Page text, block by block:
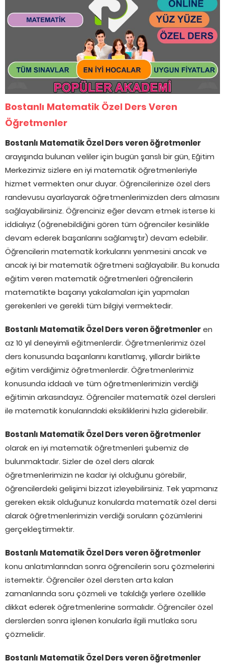
Bostanlı Matematik Özel Ders Veren
Öğretmenler
Bostanlı Matematik Özel Ders veren öğretmenler
arayışında bulunan veliler için bugün şanslı bir gün, Eğitim
Merkezimiz sizlere en iyi matematik öğretmenleriyle
hizmet vermekten onur duyar. Öğrencilerinize özel ders
randevusu ayarlayarak öğretmenlerimizden ders almasını
sağlayabilirsiniz. Öğrenciniz eğer devam etmek isterse ki
iddialıyız (öğrenebildiğini gören tüm öğrenciler kesinlikle
devam ederek başarılarını sağlamıştır) devam edebilir.
Öğrencilerin matematik korkularını yenmesini ancak ve
ancak iyi bir matematik öğretmeni sağlayabilir. Bu konuda
eğitim veren matematik öğretmenleri öğrencilerin
matematikte başarıyı yakalamaları için yapmaları
gerekenleri ve gerekli tüm bilgiyi vermektedir.
Bostanlı Matematik Özel Ders veren öğretmenleren
az 10 yıl deneyimli eğitmenlerdir. Öğretmenlerimiz özel
ders konusunda başarılarını kanıtlamış, yıllardır birlikte
eğitim verdiğimiz öğretmenlerdir. Öğretmenlerimiz
konusunda iddaalı ve tüm öğretmenlerimizin verdiği
eğitimin arkasındayız. Öğrenciler matematik özel dersleri
ile matematik konularındaki eksikliklerini hızla giderebilir.
Bostanlı Matematik Özel Ders veren öğretmenler
olarak en iyi matematik öğretmenleri şubemiz de
bulunmaktadır. Sizler de özel ders alarak
öğretmenlerimizin ne kadar iyi olduğunu görebilir,
öğrencilerdeki gelişimi bizzat izleyebilirsiniz. Tek yapmanız
gereken eksik olduğunuz konularda matematik özel dersi
alarak öğretmenlerimizin verdiği soruların çözümlerini
gerçekleştirmektir.
Bostanlı Matematik Özel Ders veren öğretmenler
konu anlatımlarından sonra öğrencilerin soru çözmelerini
istemektir. Öğrenciler özel dersten arta kalan
zamanlarında soru çözmeli ve takıldığı yerlere özellikle
dikkat ederek öğretmenlerine sormalıdır. Öğrenciler özel
derslerden sonra işlenen konularla ilgili mutlaka soru
çözmelidir.
Bostanlı Matematik Özel Ders veren öğretmenler